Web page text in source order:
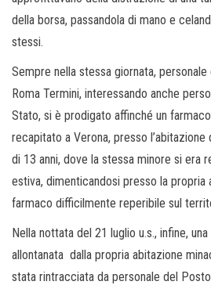
della borsa, passandola di mano e
stessi.
Sempre nella stessa giornata,
Roma Termini, interessando anche
Stato, si è prodigato affinché un
recapitato a Verona, presso l’abitazione
di 13 anni, dove la stessa minore si era
estiva, dimenticandosi presso la propria
farmaco difficilmente reperibile sul
Nella nottata del 21 luglio u.s., infine,
allontanata dalla propria abitazione
stata rintracciata da personale del